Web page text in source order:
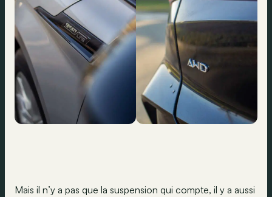
Mais il n’y a pas que la suspension qui compte, il y a aussi